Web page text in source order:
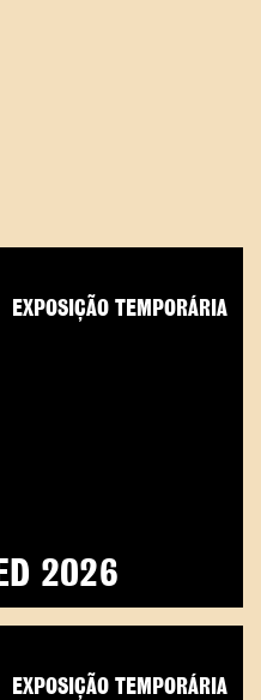
2026
EXPOSIÇÃO TEMPORÁRIA
EXPOSIÇÃO TEMPORÁRIA